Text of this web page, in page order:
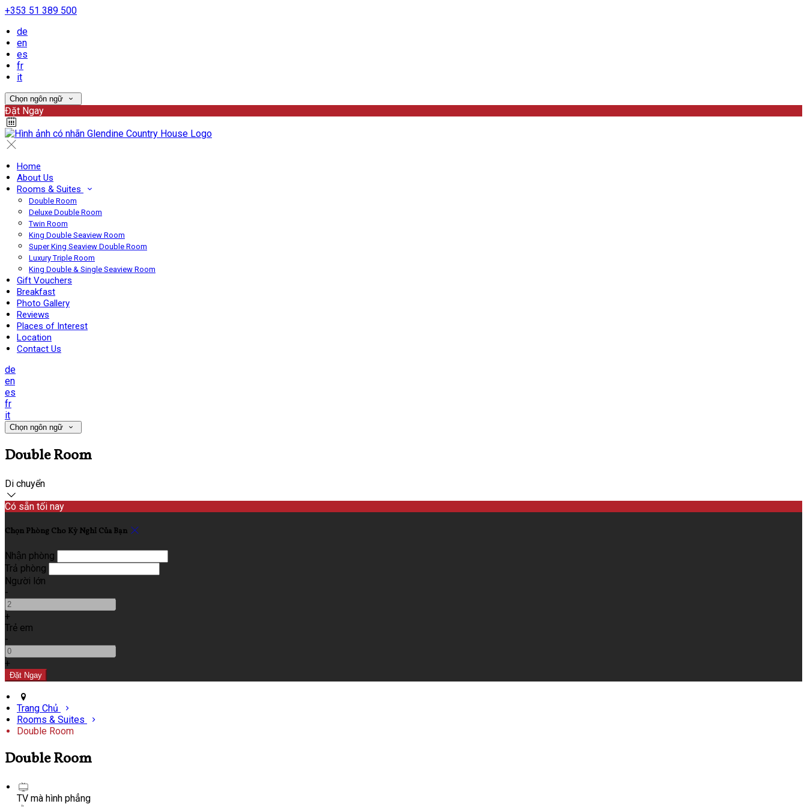
+353 51 389 500
de
en
es
fr
it
Chọn ngôn ngữ
Đặt Ngay
Home
About Us
Rooms & Suites
Double Room
Deluxe Double Room
Twin Room
King Double Seaview Room
Super King Seaview Double Room
Luxury Triple Room
King Double & Single Seaview Room
Gift Vouchers
Breakfast
Photo Gallery
Reviews
Places of Interest
Location
Contact Us
de
en
es
fr
it
Chọn ngôn ngữ
Double Room
Di chuyển
Có sẵn tối nay
Chọn Phòng Cho Kỳ Nghỉ Của Bạn
Nhận phòng
Trả phòng
Người lớn
-
+
Trẻ em
-
+
Trang Chủ
Rooms & Suites
Double Room
Double Room
TV mà hình phẳng